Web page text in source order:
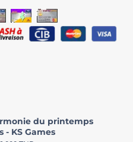
du printemps
- KS Games